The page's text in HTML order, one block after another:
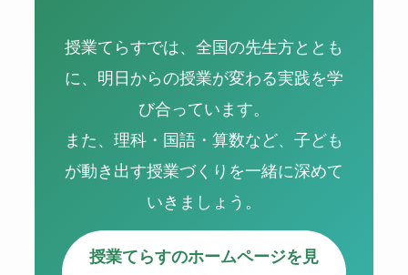
授業てらすでは、全国の先生方ととも
に、明日からの授業が変わる実践を学
び合っています。
また、理科・国語・算数など、子ども
が動き出す授業づくりを一緒に深めて
いきましょう。
授業てらすのホームページを見